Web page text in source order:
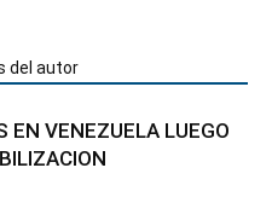
del autor
EN VENEZUELA LUEGO